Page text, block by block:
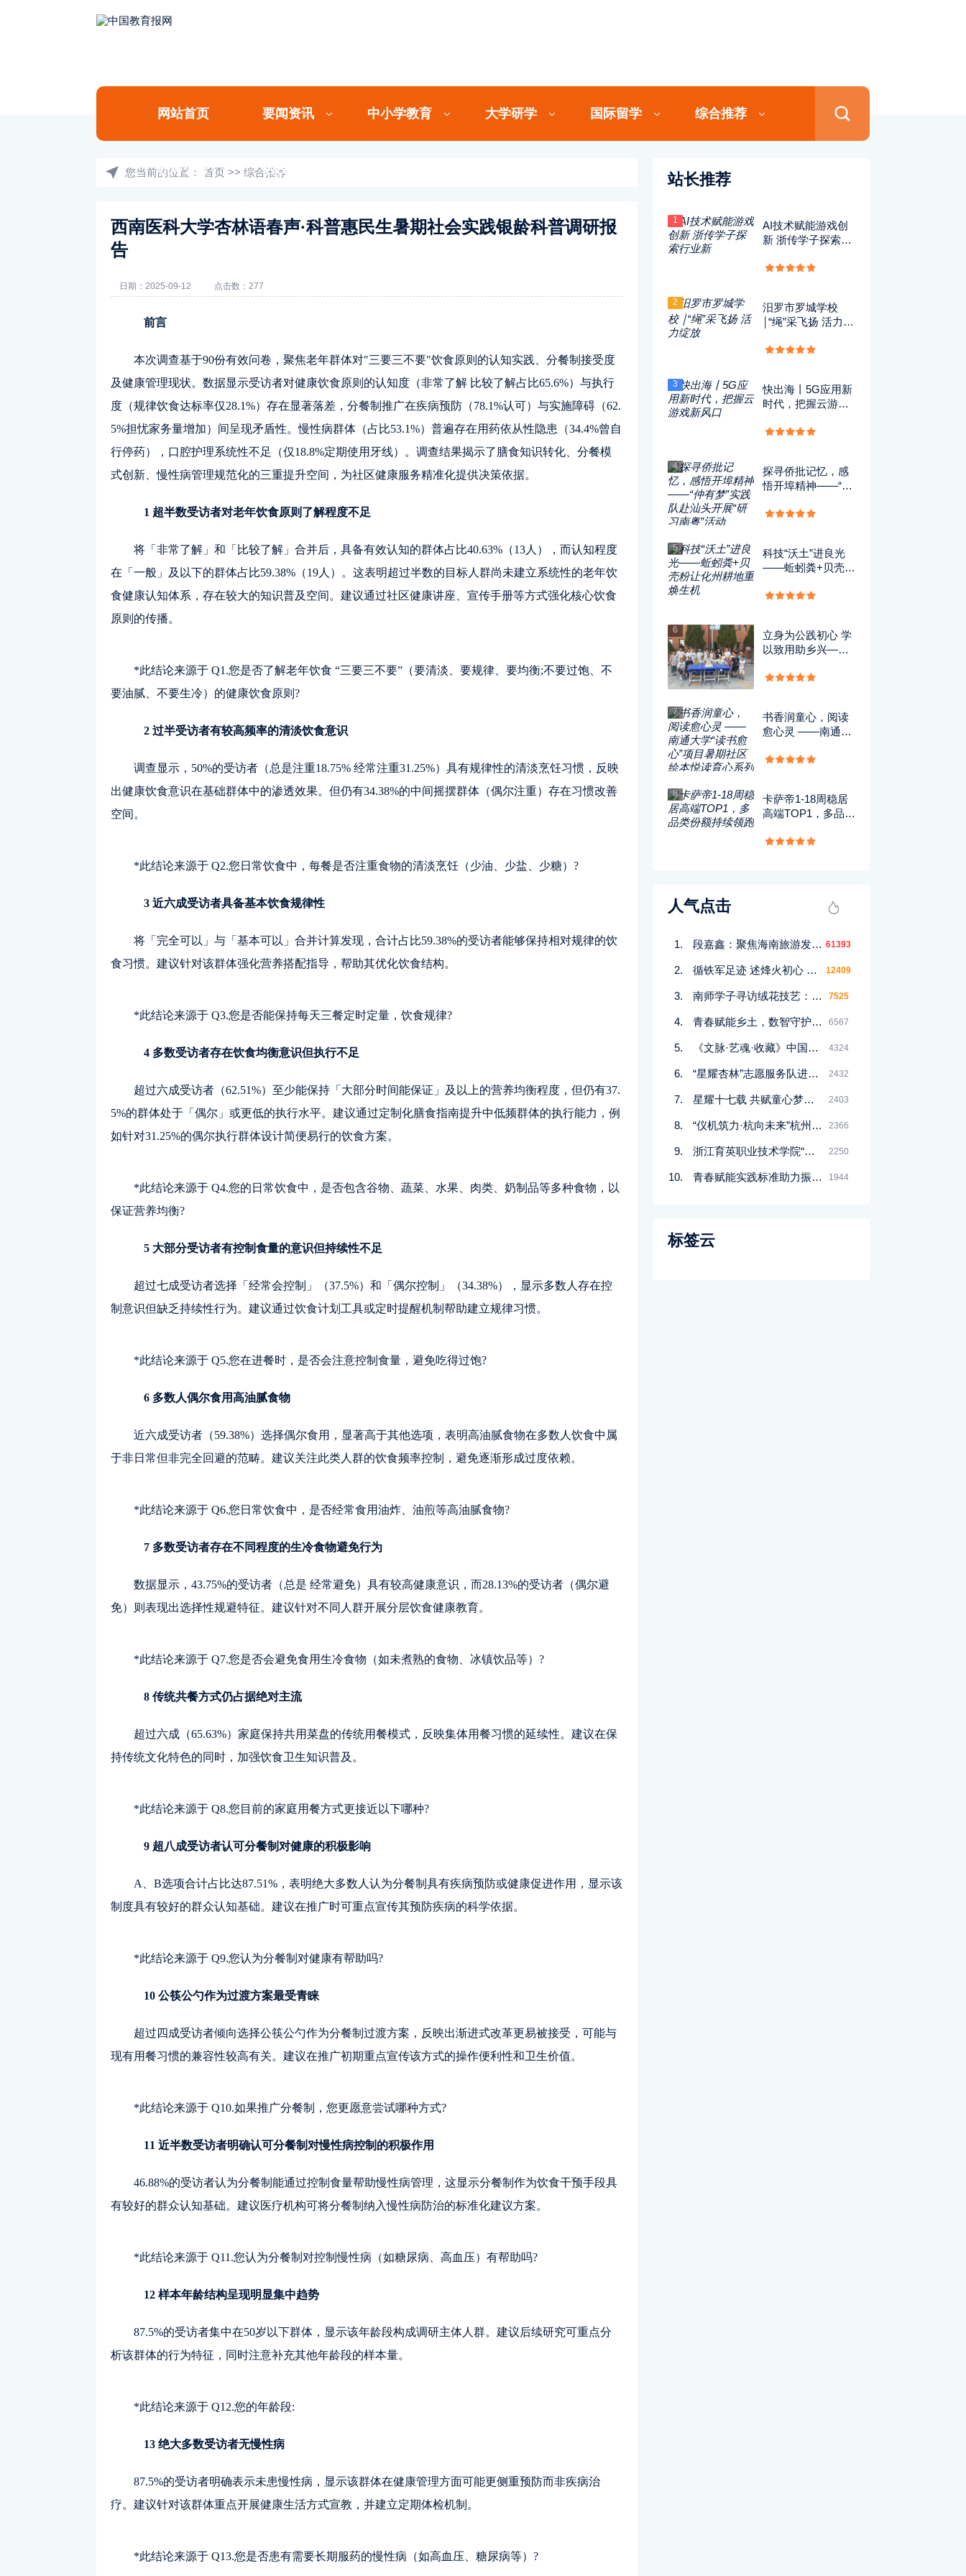
网站首页 要闻资讯 中小学教育 大学研学 国际留学 综合推荐
职考公考 名校高校
您当前的位置： 首页 >>综合推荐
西南医科大学杏林语春声·科普惠民生暑期社会实践银龄科普调研报
告
日期：2025-09-12 点击数：277
前言
本次调查基于90份有效问卷，聚焦老年群体对"三要三不要"饮食原则的认知实践、分餐制接受度
及健康管理现状。数据显示受访者对健康饮食原则的认知度（非常了解 比较了解占比65.6%）与执行
度（规律饮食达标率仅28.1%）存在显著落差，分餐制推广在疾病预防（78.1%认可）与实施障碍（62.
5%担忧家务量增加）间呈现矛盾性。慢性病群体（占比53.1%）普遍存在用药依从性隐患（34.4%曾自
行停药），口腔护理系统性不足（仅18.8%定期使用牙线）。调查结果揭示了膳食知识转化、分餐模
式创新、慢性病管理规范化的三重提升空间，为社区健康服务精准化提供决策依据。
1 超半数受访者对老年饮食原则了解程度不足
将「非常了解」和「比较了解」合并后，具备有效认知的群体占比40.63%（13人），而认知程度
在「一般」及以下的群体占比59.38%（19人）。这表明超过半数的目标人群尚未建立系统性的老年饮
食健康认知体系，存在较大的知识普及空间。建议通过社区健康讲座、宣传手册等方式强化核心饮食
原则的传播。
*此结论来源于 Q1.您是否了解老年饮食 “三要三不要”（要清淡、要规律、要均衡;不要过饱、不
要油腻、不要生冷）的健康饮食原则?
2 过半受访者有较高频率的清淡饮食意识
调查显示，50%的受访者（总是注重18.75% 经常注重31.25%）具有规律性的清淡烹饪习惯，反映
出健康饮食意识在基础群体中的渗透效果。但仍有34.38%的中间摇摆群体（偶尔注重）存在习惯改善
空间。
*此结论来源于 Q2.您日常饮食中，每餐是否注重食物的清淡烹饪（少油、少盐、少糖）?
3 近六成受访者具备基本饮食规律性
将「完全可以」与「基本可以」合并计算发现，合计占比59.38%的受访者能够保持相对规律的饮
食习惯。建议针对该群体强化营养搭配指导，帮助其优化饮食结构。
*此结论来源于 Q3.您是否能保持每天三餐定时定量，饮食规律?
4 多数受访者存在饮食均衡意识但执行不足
超过六成受访者（62.51%）至少能保持「大部分时间能保证」及以上的营养均衡程度，但仍有37.
5%的群体处于「偶尔」或更低的执行水平。建议通过定制化膳食指南提升中低频群体的执行能力，例
如针对31.25%的偶尔执行群体设计简便易行的饮食方案。
*此结论来源于 Q4.您的日常饮食中，是否包含谷物、蔬菜、水果、肉类、奶制品等多种食物，以
保证营养均衡?
5 大部分受访者有控制食量的意识但持续性不足
超过七成受访者选择「经常会控制」（37.5%）和「偶尔控制」（34.38%），显示多数人存在控
制意识但缺乏持续性行为。建议通过饮食计划工具或定时提醒机制帮助建立规律习惯。
*此结论来源于 Q5.您在进餐时，是否会注意控制食量，避免吃得过饱?
6 多数人偶尔食用高油腻食物
近六成受访者（59.38%）选择偶尔食用，显著高于其他选项，表明高油腻食物在多数人饮食中属
于非日常但非完全回避的范畴。建议关注此类人群的饮食频率控制，避免逐渐形成过度依赖。
*此结论来源于 Q6.您日常饮食中，是否经常食用油炸、油煎等高油腻食物?
7 多数受访者存在不同程度的生冷食物避免行为
数据显示，43.75%的受访者（总是 经常避免）具有较高健康意识，而28.13%的受访者（偶尔避
免）则表现出选择性规避特征。建议针对不同人群开展分层饮食健康教育。
*此结论来源于 Q7.您是否会避免食用生冷食物（如未煮熟的食物、冰镇饮品等）?
8 传统共餐方式仍占据绝对主流
超过六成（65.63%）家庭保持共用菜盘的传统用餐模式，反映集体用餐习惯的延续性。建议在保
持传统文化特色的同时，加强饮食卫生知识普及。
*此结论来源于 Q8.您目前的家庭用餐方式更接近以下哪种?
9 超八成受访者认可分餐制对健康的积极影响
A、B选项合计占比达87.51%，表明绝大多数人认为分餐制具有疾病预防或健康促进作用，显示该
制度具有较好的群众认知基础。建议在推广时可重点宣传其预防疾病的科学依据。
*此结论来源于 Q9.您认为分餐制对健康有帮助吗?
10 公筷公勺作为过渡方案最受青睐
超过四成受访者倾向选择公筷公勺作为分餐制过渡方案，反映出渐进式改革更易被接受，可能与
现有用餐习惯的兼容性较高有关。建议在推广初期重点宣传该方式的操作便利性和卫生价值。
*此结论来源于 Q10.如果推广分餐制，您更愿意尝试哪种方式?
11 近半数受访者明确认可分餐制对慢性病控制的积极作用
46.88%的受访者认为分餐制能通过控制食量帮助慢性病管理，这显示分餐制作为饮食干预手段具
有较好的群众认知基础。建议医疗机构可将分餐制纳入慢性病防治的标准化建议方案。
*此结论来源于 Q11.您认为分餐制对控制慢性病（如糖尿病、高血压）有帮助吗?
12 样本年龄结构呈现明显集中趋势
87.5%的受访者集中在50岁以下群体，显示该年龄段构成调研主体人群。建议后续研究可重点分
析该群体的行为特征，同时注意补充其他年龄段的样本量。
*此结论来源于 Q12.您的年龄段:
13 绝大多数受访者无慢性病
87.5%的受访者明确表示未患慢性病，显示该群体在健康管理方面可能更侧重预防而非疾病治
疗。建议针对该群体重点开展健康生活方式宣教，并建立定期体检机制。
*此结论来源于 Q13.您是否患有需要长期服药的慢性病（如高血压、糖尿病等）?
站长推荐
1
AI技术赋能游戏创
新 浙传学子探索行
2
汨罗市罗城学校
￨“绳”采飞扬 活力绽
3
快出海丨5G应用新
时代，把握云游戏
4
探寻侨批记忆，感
悟开埠精神——“仲
开展“研习南粤”活
5
科技“沃土”进良光
——蚯蚓粪+贝壳粉
机
6
立身为公践初心 学
以致用助乡兴——
力点亮山野希望
7
书香润童心，阅读
愈心灵 ——南通大
暑期社区绘本悦读
8
卡萨帝1-18周稳居
高端TOP1，多品类
人气点击
段嘉鑫：聚焦海南旅游发展，以实干与创新诠释青年文旅人初心 61393
循铁军足迹 述烽火初心 ——新四军铁军精神调研与传播主题实践活动圆满结束 12409
南师学子寻访绒花技艺：为非遗传承播撒新生力量 7525
青春赋能乡土，数智守护安康 6567
《文脉·艺魂·收藏》中国顶尖书画家---罗天水 4324
“星耀杏林”志愿服务队进社区——健康服务暖民心，打通基层健康保障“最后一公里” 2432
星耀十七载 共赋童心梦：“Do都城”17周岁了！ “Do市百家”成人学院解锁体验教育新图景 2403
“仪机筑力·杭向未来”杭州实践支队实践总结 2366
浙江育英职业技术学院“东沙湖‘育’见爱”青春建功实践团∶“暖心夏令营守护“小候鸟” 2250
青春赋能实践标准助力振兴——中国计量大学质标学子探寻松阳县茶产业振兴可行路径 1944
标签云